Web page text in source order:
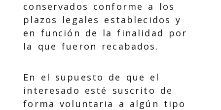
conservados conforme a los
plazos legales establecidos y
en función de la finalidad por
la que fueron recabados.
En el supuesto de que el
interesado esté suscrito de
forma voluntaria a algún tipo